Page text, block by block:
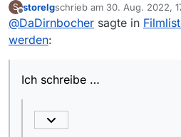
Das kannst Du
S
Offline
storelgschrieb am 30. Aug. 2022,
zuletzt editiert von
@DaDirnbocher sagte in
werden:
Ich schreibe …